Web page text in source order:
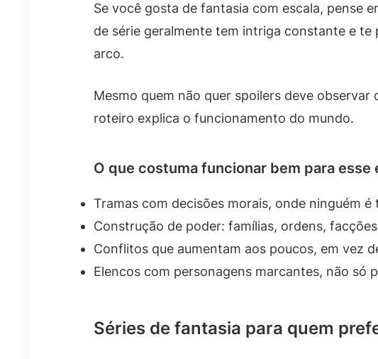
Se você gosta de fantasia com escala, pense
de série geralmente tem intriga constante e
arco.
Mesmo quem não quer spoilers deve
roteiro explica o funcionamento do mundo.
O que costuma funcionar bem para esse
Tramas com decisões morais, onde ninguém
Construção de poder: famílias, ordens,
Conflitos que aumentam aos poucos, em vez
Elencos com personagens marcantes, não só
Séries de fantasia para quem